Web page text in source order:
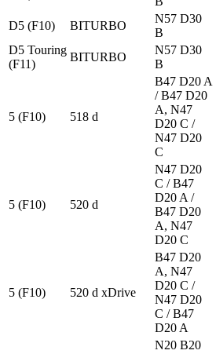
D5 (F10) BITURBO
N57 D30
B
D5 Touring
(F11)
BITURBO
N57 D30
B
5 (F10) 518 d
B47 D20 A
/ B47 D20
A, N47
D20 C /
N47 D20
C
5 (F10) 520 d
N47 D20
C / B47
D20 A /
B47 D20
A, N47
D20 C
5 (F10) 520 d xDrive
B47 D20
A, N47
D20 C /
N47 D20
C / B47
D20 A
N20 B20